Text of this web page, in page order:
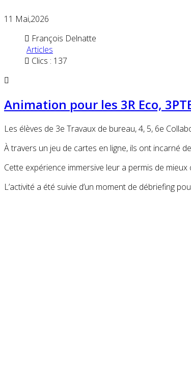
11 Mai,2026
François Delnatte
Articles
Clics : 137
Animation pour les 3R Eco,
Les élèves de 3e Travaux de bureau, 4, 5, 6e
À travers un jeu de cartes en ligne, ils ont incarné
Cette expérience immersive leur a permis de
L’activité a été suivie d’un moment de débriefing